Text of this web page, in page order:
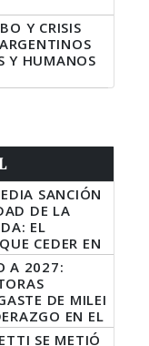
Y CRISIS
Y HUMANOS
SANCIÓN
DE LA
EL
CEDER EN
DEL FUEGO
A 2027:
DE MILEI
EN EL
SE METIÓ